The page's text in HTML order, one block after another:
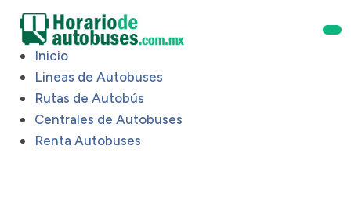
Inicio
Lineas de Autobuses
Rutas de Autobús
Centrales de Autobuses
Renta Autobuses